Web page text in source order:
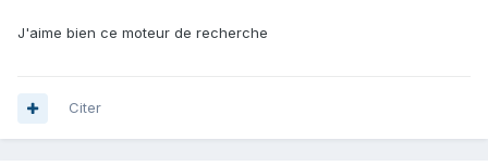
J'aime bien ce moteur de recherche
Citer